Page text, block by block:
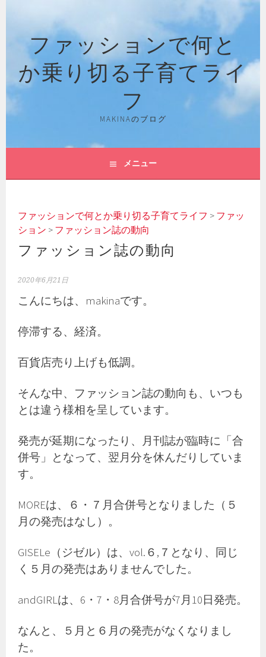
ファッションで何と
か乗り切る子育てライ
フ
MAKINAのブログ
メニュー
ファッションで何とか乗り切る子育てライフ > ファッ
ション > ファッション誌の動向
ファッション誌の動向
2020年6月21日
こんにちは、makinaです。
停滞する、経済。
百貨店売り上げも低調。
そんな中、ファッション誌の動向も、いつも
とは違う様相を呈しています。
発売が延期になったり、月刊誌が臨時に「合
併号」となって、翌月分を休んだりしていま
す。
MOREは、６・７月合併号となりました（５
月の発売はなし）。
GISELe（ジゼル）は、vol.６,７となり、同じ
く５月の発売はありませんでした。
andGIRLは、6・7・8月合併号が7月10日発売。
なんと、５月と６月の発売がなくなりまし
た。